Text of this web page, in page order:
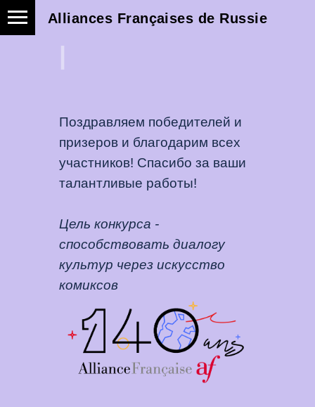
Alliances Françaises de Russie
И
Поздравляем победителей и
призеров и благодарим всех
участников! Спасибо за ваши
талантливые работы!
Цель конкурса -
способствовать диалогу
культур через искусство
комиксов